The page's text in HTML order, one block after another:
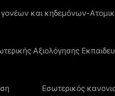
γονέων και κηδεμόνων-
Αξιολόγησης
Εσωτερικός